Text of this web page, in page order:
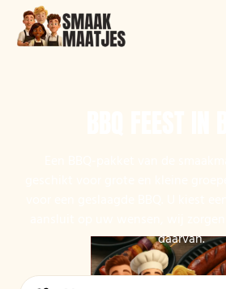
daarvan.